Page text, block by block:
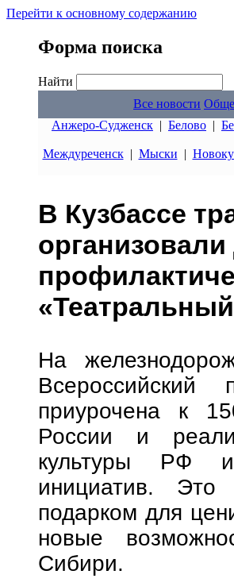
Перейти к основному содержанию
Форма поиска
Найти
Все новости
Анжеро-Судженск | Белово |
Междуреченск| Мыски |
В Кузбассе
На
Всероссийский
приурочена к
России и
культуры РФ и
инициатив.
подарком для
новые
Сибири.